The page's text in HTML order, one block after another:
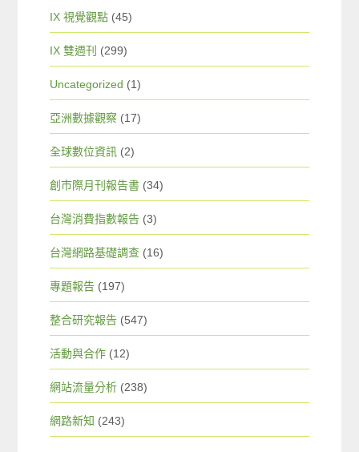
IX 視覺觀點 (45)
IX 雙週刊 (299)
Uncategorized (1)
亞洲數據觀察 (17)
全球數位資訊 (2)
創市際月刊報告書 (34)
台灣消費指數報告 (3)
台灣網路基礎調查 (16)
專題報告 (197)
整合研究報告 (547)
活動與合作 (12)
網站流量分析 (238)
網路新知 (243)